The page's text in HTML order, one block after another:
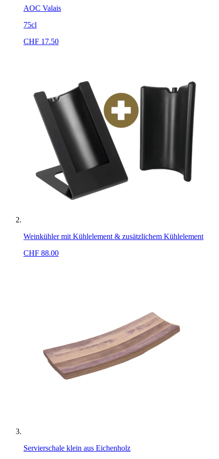
AOC Valais
75cl
CHF 17.50
Weinkühler mit Kühlelement & zusätzlichem Kühlelement
CHF 88.00
Servierschale klein aus Eichenholz